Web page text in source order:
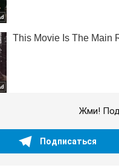
Жми!
Подписаться